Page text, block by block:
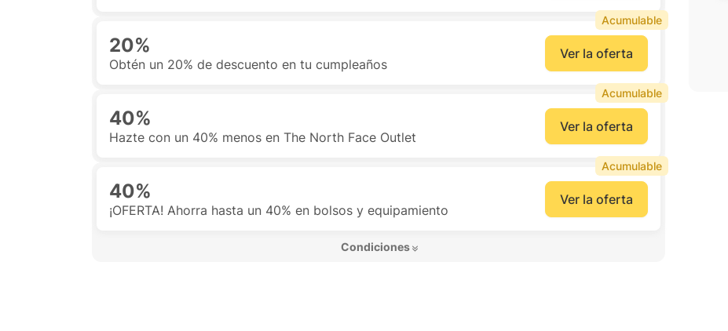
20%
Obtén un 20% de descuento en tu cumpleaños
Ver la oferta
Acumulable
40%
Hazte con un 40% menos en The North Face Outlet
Ver la oferta
Acumulable
40%
¡OFERTA! Ahorra hasta un 40% en bolsos y equipamiento
Ver la oferta
Condiciones
Acumulable